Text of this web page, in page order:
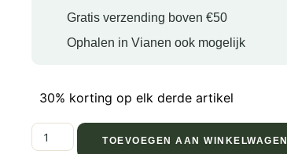
Gratis verzending boven €50
Ophalen in Vianen ook mogelijk
30% korting op elk derde artikel
TOEVOEGEN AAN WINKELWAGEN